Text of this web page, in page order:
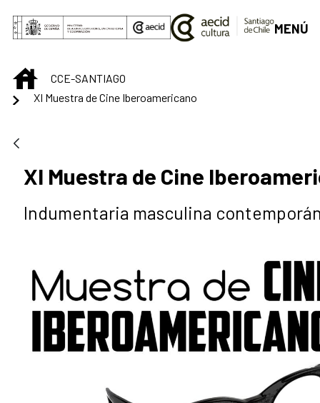
Saltar al contenido principal
MENÚ
INICIOCCE-SANTIAGO
XI Muestra de Cine Iberoamericano
XI Muestra de Cine
Indumentaria masculina